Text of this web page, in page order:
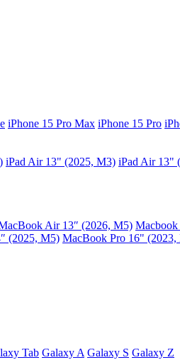
iPhone 15 Pro Max iPhone 15 Pro
iPad Air 13" (2025, M3) iPad Air 13"
Air 13″ (2026, M5)
(2025, M5) MacBook Pro 16" (2023,
Tab Galaxy A Galaxy S Galaxy Z